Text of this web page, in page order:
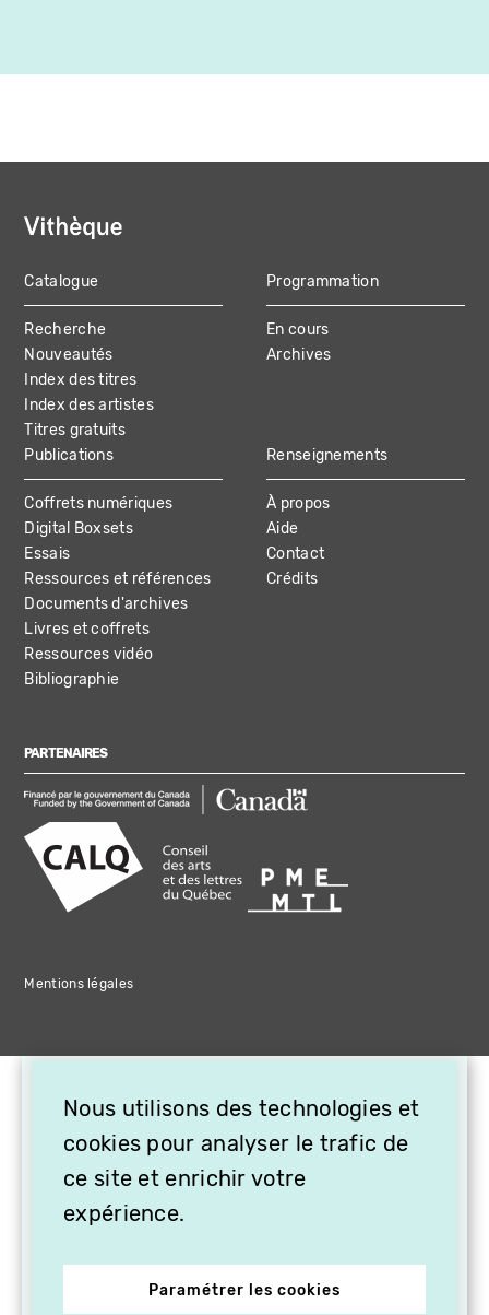
MAIN
NAVIGATION
Catalogue
Recherche
Nouveautés
Index des titres
Index des artistes
Titres gratuits
Programmation
En cours
Archives
Publications
Coffrets numériques
Digital Boxsets
Essais
Ressources et références
Documents d'archives
Livres et coffrets
Ressources vidéo
Bibliographie
Renseignements
À propos
Aide
Contact
Crédits
PARTENAIRES
Mentions légales
Nous utilisons des technologies et
cookies pour analyser le trafic de
ce site et enrichir votre
expérience.
Paramétrer les cookies
OFFREZ LA VIDÉO EN
CADEAU, ABONNEZ VOS
PROCHES À VITHÈQUE !